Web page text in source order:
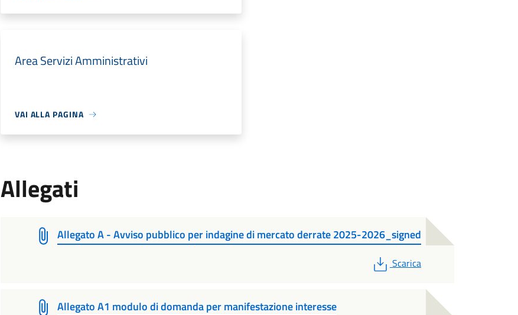
Area Servizi Amministrativi
VAI ALLA PAGINA
Allegati
Allegato A - Avviso pubblico per indagine di mercato derrate 2025-2026_signed
PDF
Scarica
Allegato A1 modulo di domanda per manifestazione interesse